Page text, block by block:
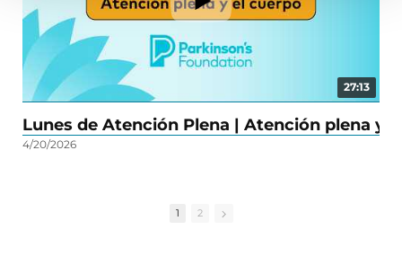
27:13
Lunes de Atención Plena | Atención plena y
4/20/2026
1 2